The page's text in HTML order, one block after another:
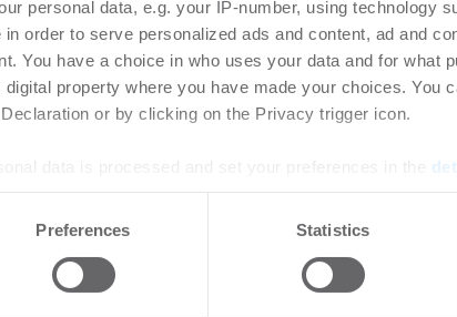
personal data, e.g. your IP-number, using technology
order to serve personalized ads and content, ad and
You have a choice in who uses your data and for what
property where you have made your choices. You
or by clicking on the Privacy trigger icon.
and ads, to provide social media features and to
to them or that they’ve collected from your use of their
Preferences Statistics
und immer
den ...
- 08.07.2026
Login für den ganzen Artikel
jetzt Ihren kostenlosen
noch nicht
MÖHRLE HAPP
Möhrle Happ Luther hat die